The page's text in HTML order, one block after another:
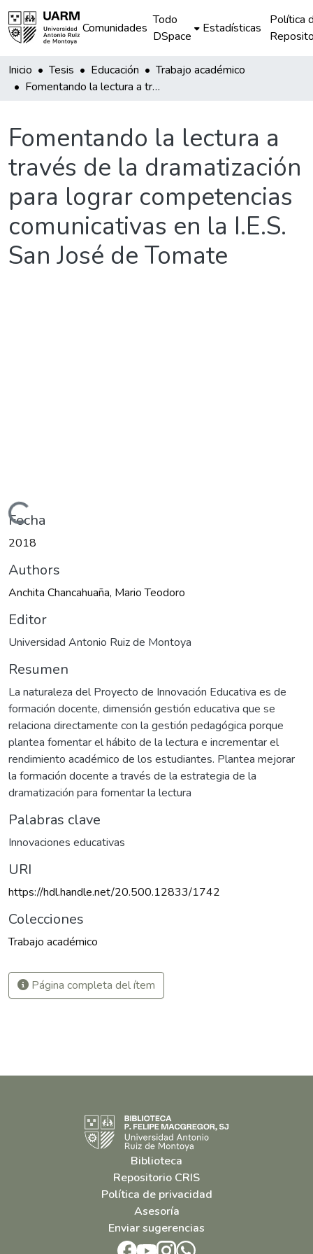
Comunidades
Todo
DSpace
Estadísticas
Política
Inicio Tesis Educación
Trabajo académico
Fomentando la lectura a través de la dramatización para lograr competencias comunicativas en la I.E.S. San José de Tomate
Fomentando la lectura a
través de la dramatización
para lograr competencias
comunicativas en la I.E.S.
San José de Tomate
Cargando...
Fecha
2018
Authors
Anchita Chancahuaña, Mario Teodoro
Editor
Universidad Antonio Ruiz de Montoya
Resumen
La naturaleza del Proyecto de Innovación Educativa es de
formación docente, dimensión gestión educativa que se
relaciona directamente con la gestión pedagógica porque
plantea fomentar el hábito de la lectura e incrementar el
rendimiento académico de los estudiantes. Plantea mejorar
la formación docente a través de la estrategia de la
dramatización para fomentar la lectura
Palabras clave
Innovaciones educativas
URI
https://hdl.handle.net/20.500.12833/1742
Colecciones
Trabajo académico
Página completa del ítem
Biblioteca
Repositorio CRIS
Política de privacidad
Asesoría
Enviar sugerencias